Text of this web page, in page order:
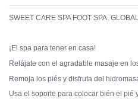
SWEET CARE SPA FOOT SPA.
¡El spa para tener en casa!
Relájate con el agradable masaje en
Remoja los piés y disfruta del
Usa el soporte para colocar bién el pié